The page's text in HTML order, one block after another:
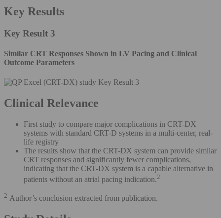
Key Results
Key Result 3
Similar CRT Responses Shown in LV Pacing and Clinical
Outcome Parameters
Clinical Relevance
First study to compare major complications in CRT-DX
systems with standard CRT-D systems in a multi-center, real-
life registry
The results show that the CRT-DX system can provide similar
CRT responses and significantly fewer complications,
indicating that the CRT-DX system is a capable alternative in
patients without an atrial pacing indication.2
2 Author’s conclusion extracted from publication.